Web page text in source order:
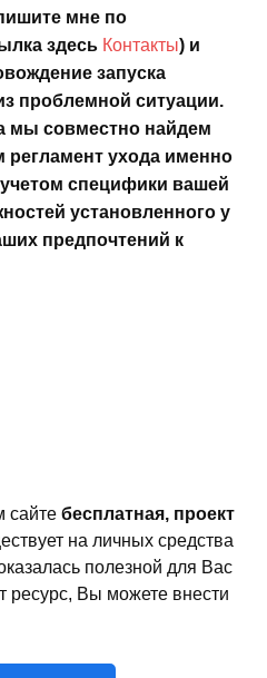
мне по
здесь Контакты) и
запуска
проблемной ситуации.
мы совместно найдем
ухода именно
специфики вашей
установленного у
предпочтений к
сайте бесплатная, проект
на личных средства
полезной для Вас
ресурс, Вы можете внести